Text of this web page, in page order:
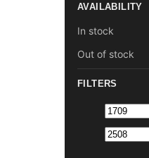
AVAILABILITY
In stock
Out of stock
FILTERS